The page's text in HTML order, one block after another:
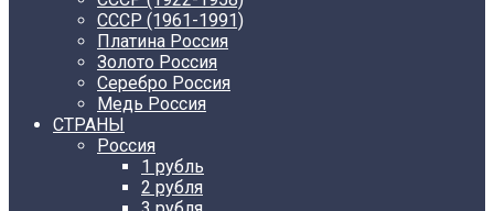
CCCР (1961-1991)
Платина Россия
Золото Россия
Серебро Россия
Медь Россия
СТРАНЫ
Россия
1 рубль
2 рубля